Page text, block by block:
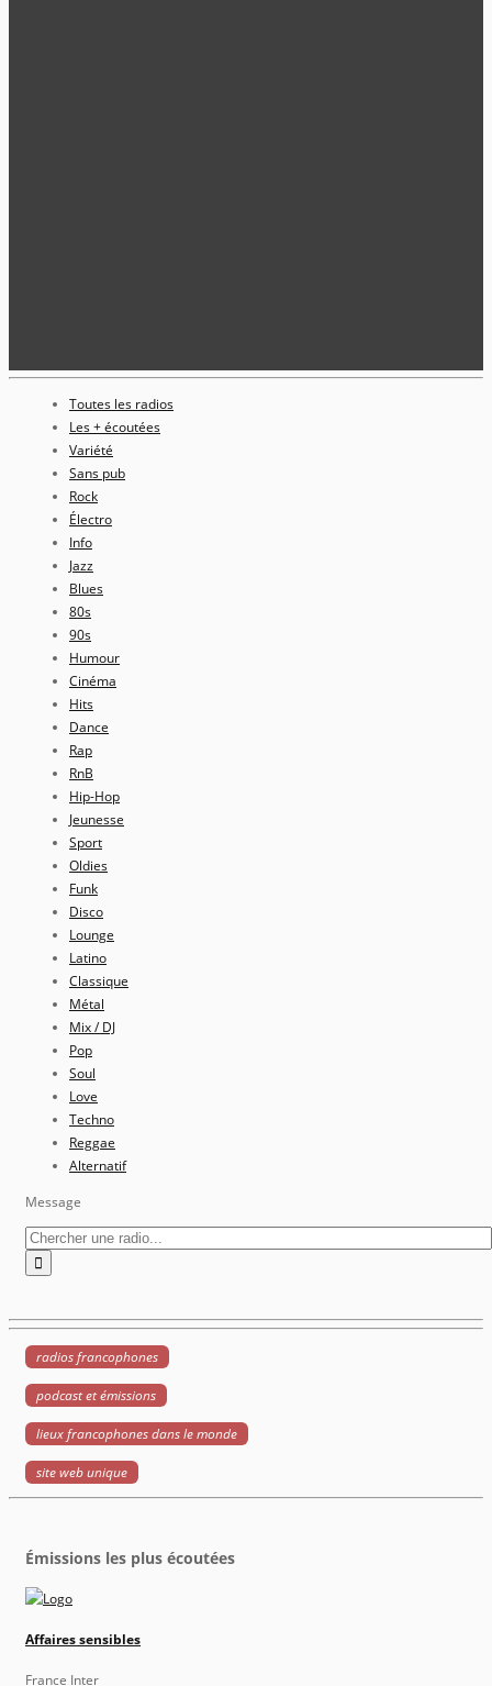
Toutes les radios
Les + écoutées
Variété
Sans pub
Rock
Électro
Info
Jazz
Blues
80s
90s
Humour
Cinéma
Hits
Dance
Rap
RnB
Hip-Hop
Jeunesse
Sport
Oldies
Funk
Disco
Lounge
Latino
Classique
Métal
Mix / DJ
Pop
Soul
Love
Techno
Reggae
Alternatif
Message
radios francophones
podcast et émissions
lieux francophones dans le monde
site web unique
Émissions les plus écoutées
Affaires sensibles
France Inter